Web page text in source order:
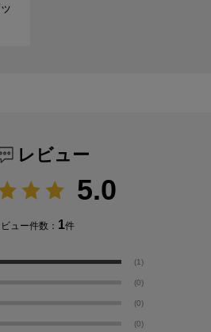
レビュー
5.0
ュー件数： 1件
(1)
(0)
(0)
(0)